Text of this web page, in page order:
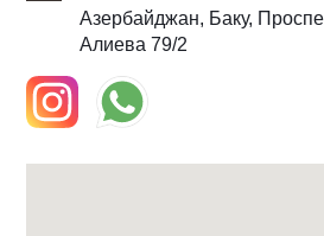
Азербайджан, Баку,
Алиева 79/2